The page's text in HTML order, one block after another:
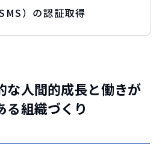
）の認証取得
な人間的成長と働きが
る組織づくり